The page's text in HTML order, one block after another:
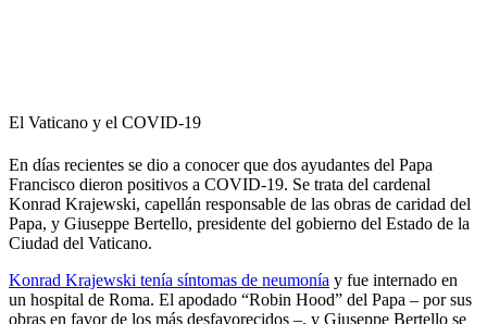
El Vaticano y el COVID-19
En días recientes se dio a conocer que dos ayudantes del Papa
Francisco dieron positivos a COVID-19. Se trata del cardenal
Konrad Krajewski, capellán responsable de las obras de caridad del
Papa, y Giuseppe Bertello, presidente del gobierno del Estado de la
Ciudad del Vaticano.
Konrad Krajewski tenía síntomas de neumonía y fue internado en
un hospital de Roma. El apodado “Robin Hood” del Papa – por sus
obras en favor de los más desfavorecidos –, y Giuseppe Bertello se